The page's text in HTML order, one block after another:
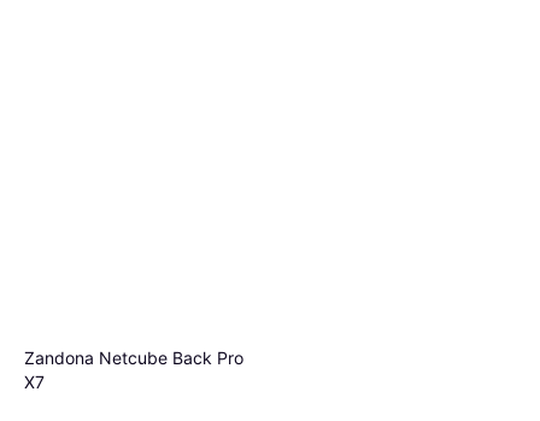
Zandona Netcube Back Pro
X7